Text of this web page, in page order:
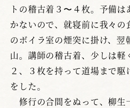
トの稽古着３〜４枚。予備
かないので、就寝前に我々の
のボイラ室の煙突に掛け、翌
山。講師の稽古着、少しは軽
２、３枚を持って道場まで
をした。
修行の合間をぬって、柳生